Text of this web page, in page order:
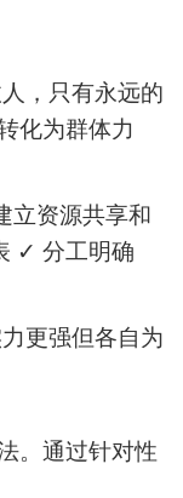
，只有永远的
化为群体力
立资源共享和
✓ 分工明确
更强但各自为
。通过针对性